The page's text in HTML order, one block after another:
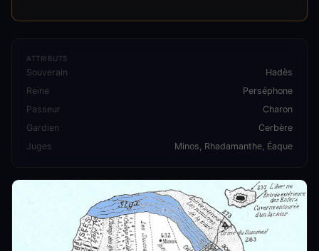
ATTRIBUTS
Souverain
Hadès
Reine
Perséphone
Passeur
Charon
Gardien
Cerbère
Juges
Minos, Rhadamanthe, Éaque